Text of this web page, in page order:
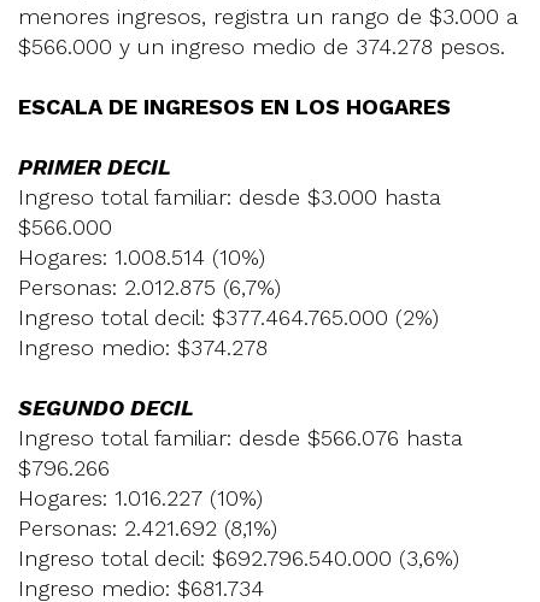
menores ingresos, registra un rango de $3.000 a
$566.000 y un ingreso medio de 374.278 pesos.
ESCALA DE INGRESOS EN LOS HOGARES
PRIMER DECIL
Ingreso total familiar: desde $3.000 hasta
$566.000
Hogares: 1.008.514 (10%)
Personas: 2.012.875 (6,7%)
Ingreso total decil: $377.464.765.000 (2%)
Ingreso medio: $374.278
SEGUNDO DECIL
Ingreso total familiar: desde $566.076 hasta
$796.266
Hogares: 1.016.227 (10%)
Personas: 2.421.692 (8,1%)
Ingreso total decil: $692.796.540.000 (3,6%)
Ingreso medio: $681.734